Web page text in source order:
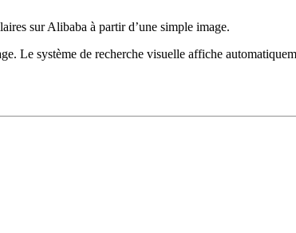
sur Alibaba à partir d’une simple image.
Le système de recherche visuelle affiche